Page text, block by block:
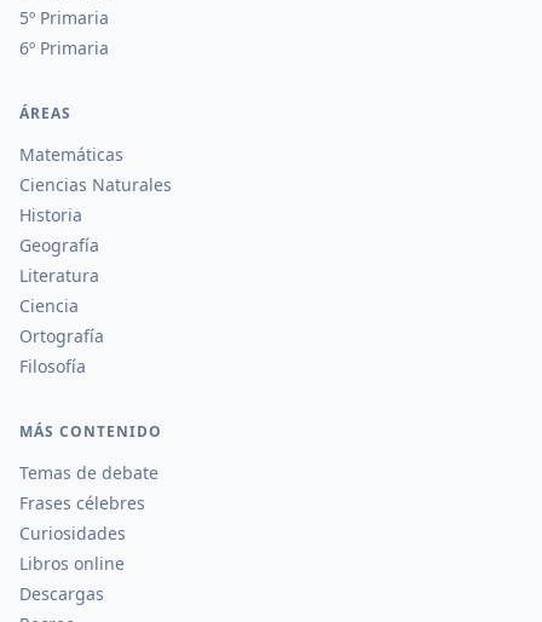
5º Primaria
6º Primaria
ÁREAS
Matemáticas
Ciencias Naturales
Historia
Geografía
Literatura
Ciencia
Ortografía
Filosofía
MÁS CONTENIDO
Temas de debate
Frases célebres
Curiosidades
Libros online
Descargas